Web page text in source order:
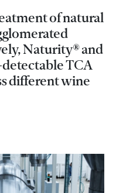
of natural
Naturity® and
TCA
different wine